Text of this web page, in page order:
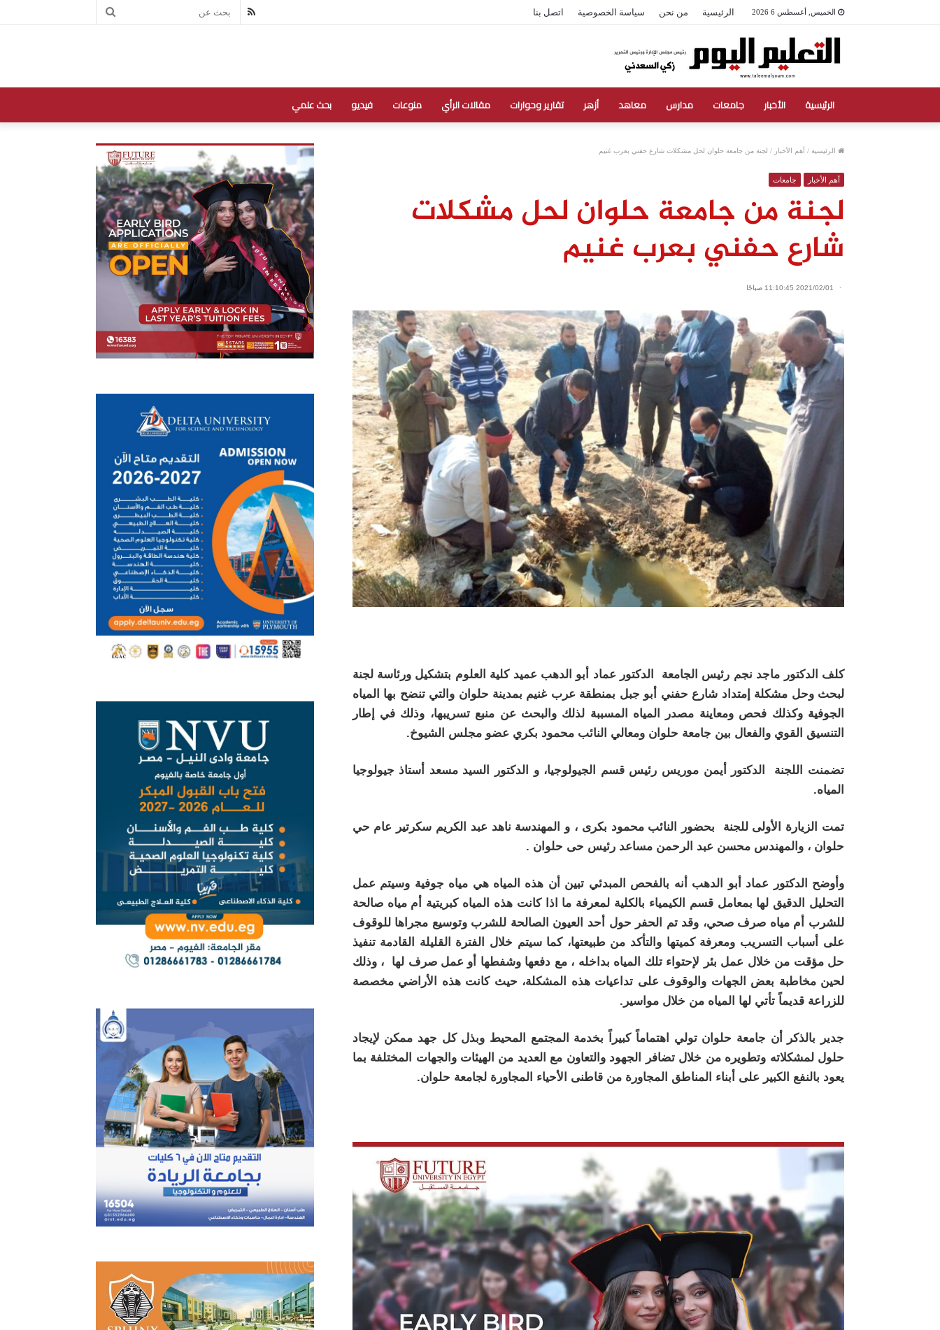
الخميس, أغسطس 6 2026 الرئيسية من نحن سياسة الخصوصية اتصل بنا بحث RSS
الرئيسية الأخبار جامعات مدارس معاهد أزهر تقارير وحوارات مقالات الرأي منوعات فيديو بحث علمي
الرئيسية / أهم الأخبار / لجنة من جامعة حلوان لحل مشكلات شارع حفني بعرب غنيم
أهم الأخبار جامعات
لجنة من جامعة حلوان لحل مشكلات
شارع حفني بعرب غنيم
2021/02/01 11:10:45 صباحًا
كلف الدكتور ماجد نجم رئيس الجامعة الدكتور عماد أبو الدهب عميد كلية العلوم بتشكيل ورئاسة لجنة
لبحث وحل مشكلة إمتداد شارع حفني أبو جبل بمنطقة عرب غنيم بمدينة حلوان والتي تنضح بها المياه
الجوفية وكذلك فحص ومعاينة مصدر المياه المسببة لذلك والبحث عن منبع تسريبها، وذلك في إطار
التنسيق القوي والفعال بين جامعة حلوان ومعالي النائب محمود بكري عضو مجلس الشيوخ.
تضمنت اللجنة الدكتور أيمن موريس رئيس قسم الجيولوجيا، و الدكتور السيد مسعد أستاذ جيولوجيا
المياه.
تمت الزيارة الأولى للجنة بحضور النائب محمود بكرى ، و المهندسة ناهد عبد الكريم سكرتير عام حي
حلوان ، والمهندس محسن عبد الرحمن مساعد رئيس حى حلوان .
وأوضح الدكتور عماد أبو الدهب أنه بالفحص المبدئي تبين أن هذه المياه هي مياه جوفية وسيتم عمل
التحليل الدقيق لها بمعامل قسم الكيمياء بالكلية لمعرفة ما اذا كانت هذه المياه كبريتية أم مياه صالحة
للشرب أم مياه صرف صحي، وقد تم الحفر حول أحد العيون الصالحة للشرب وتوسيع مجراها للوقوف
على أسباب التسريب ومعرفة كميتها والتأكد من طبيعتها، كما سيتم خلال الفترة القليلة القادمة تنفيذ
حل مؤقت من خلال عمل بئر لإحتواء تلك المياه بداخله ، مع دفعها وشفطها أو عمل صرف لها ، وذلك
لحين مخاطبة بعض الجهات والوقوف على تداعيات هذه المشكلة، حيث كانت هذه الأراضي مخصصة
للزراعة قديماً تأتي لها المياه من خلال مواسير.
جدير بالذكر أن جامعة حلوان تولي اهتماماً كبيراً بخدمة المجتمع المحيط وبذل كل جهد ممكن لإيجاد
حلول لمشكلاته وتطويره من خلال تضافر الجهود والتعاون مع العديد من الهيئات والجهات المختلفة بما
يعود بالنفع الكبير على أبناء المناطق المجاورة من قاطنى الأحياء المجاورة لجامعة حلوان.